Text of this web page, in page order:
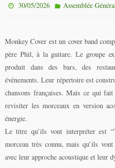
30/05/2026 Assemblée
Monkey Cover est un cover band
père Phil, à la guitare. Le groupe
produit dans des bars, des
événements. Leur répertoire est
chansons françaises. Mais ce qui
revisiter les morceaux en version
énergie.
Le titre qu’ils vont interpréter est
morceau très connu, mais qu’ils
avec leur approche acoustique et leur